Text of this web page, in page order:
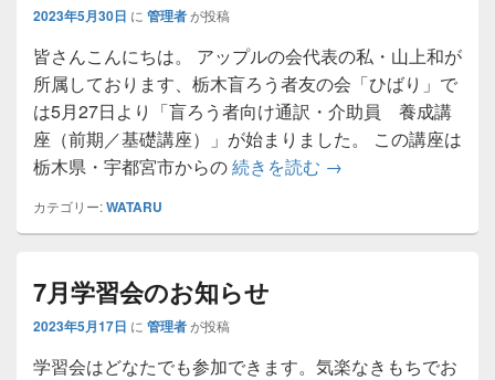
2023年5月30日 に 管理者が投稿
皆さんこんにちは。 アップルの会代表の私・山上和が
所属しております、栃木盲ろう者友の会「ひばり」で
は5月27日より「盲ろう者向け通訳・介助員 養成講
座（前期／基礎講座）」が始まりました。 この講座は
栃木県・宇都宮市からの続きを読む 2023年度「盲ろう
→
カテゴリー:WATARU
7月学習会のお知らせ
2023年5月17日 に 管理者が投稿
学習会はどなたでも参加できます。気楽なきもちでお